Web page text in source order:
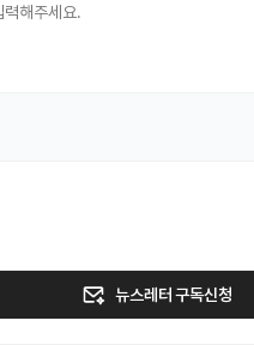
뉴스레터 구독신청